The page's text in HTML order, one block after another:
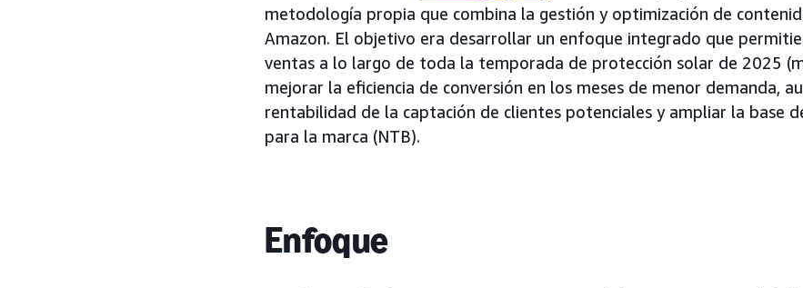
metodología propia que combina la gestión y optimización de
Amazon. El objetivo era desarrollar un enfoque integrado que
ventas a lo largo de toda la temporada de protección solar de 2025
mejorar la eficiencia de conversión en los meses de menor demanda,
rentabilidad de la captación de clientes potenciales y ampliar la base
para la marca (NTB).
Enfoque